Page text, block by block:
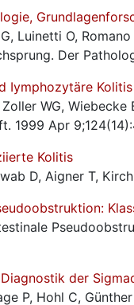
Luinetti O,
Der
Iymphozytäre Kolitis
WG,
1999 Apr
Kolitis
D, Aigner T,
der
P, Hohl C,